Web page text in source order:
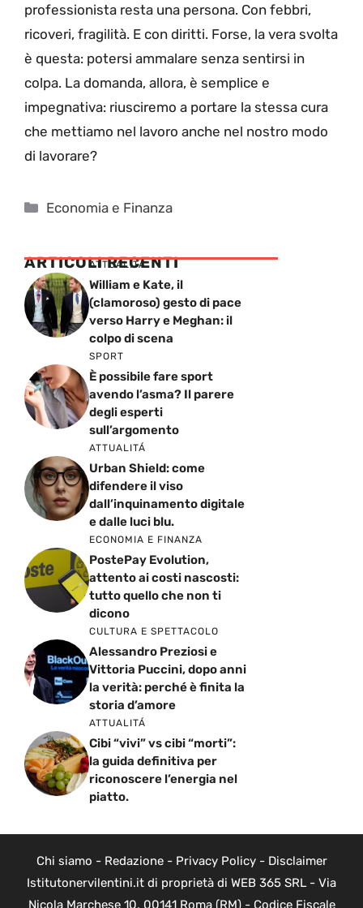
professionista resta una persona. Con febbri,
ricoveri, fragilità. E con diritti. Forse, la vera svolta
è questa: potersi ammalare senza sentirsi in
colpa. La domanda, allora, è semplice e
impegnativa: riusciremo a portare la stessa cura
che mettiamo nel lavoro anche nel nostro modo
di lavorare?
Categorie
Economia e Finanza
ARTICOLI RECENTI
ATTUALITÁ
William e Kate, il
(clamoroso) gesto di pace
verso Harry e Meghan: il
colpo di scena
SPORT
È possibile fare sport
avendo l’asma? Il parere
degli esperti
sull’argomento
ATTUALITÁ
Urban Shield: come
difendere il viso
dall’inquinamento digitale
e dalle luci blu.
ECONOMIA E FINANZA
PostePay Evolution,
attento ai costi nascosti:
tutto quello che non ti
dicono
CULTURA E SPETTACOLO
Alessandro Preziosi e
Vittoria Puccini, dopo anni
la verità: perché è finita la
storia d’amore
ATTUALITÁ
Cibi “vivi” vs cibi “morti”:
la guida definitiva per
riconoscere l’energia nel
piatto.
Chi siamo - Redazione- Privacy Policy- Disclaimer
Istitutonervilentini.it di proprietà di WEB 365 SRL - Via
Nicola Marchese 10, 00141 Roma (RM) - Codice Fiscale